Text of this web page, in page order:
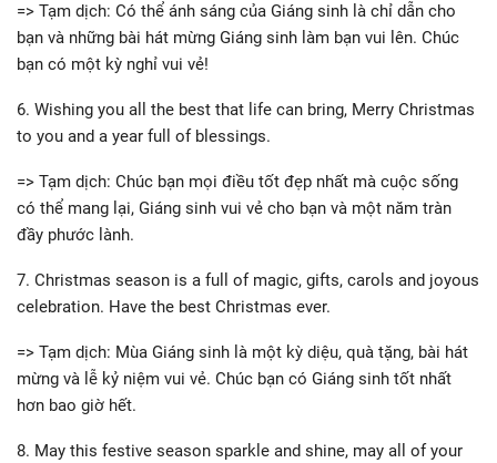
=> Tạm dịch: Có thể ánh sáng của Giáng sinh là chỉ dẫn cho
bạn và những bài hát mừng Giáng sinh làm bạn vui lên. Chúc
bạn có một kỳ nghỉ vui vẻ!
6. Wishing you all the best that life can bring, Merry Christmas
to you and a year full of blessings.
=> Tạm dịch: Chúc bạn mọi điều tốt đẹp nhất mà cuộc sống
có thể mang lại, Giáng sinh vui vẻ cho bạn và một năm tràn
đầy phước lành.
7. Christmas season is a full of magic, gifts, carols and joyous
celebration. Have the best Christmas ever.
=> Tạm dịch: Mùa Giáng sinh là một kỳ diệu, quà tặng, bài hát
mừng và lễ kỷ niệm vui vẻ. Chúc bạn có Giáng sinh tốt nhất
hơn bao giờ hết.
8. May this festive season sparkle and shine, may all of your